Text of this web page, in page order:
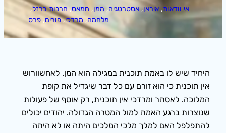
אי וודאות, איראן, אסטרטגיה, המן, חמאס, חרבות ברזל,
מלחמה, מרדכי, פורים, פרס
היחיד שיש לו באמת תוכנית במגילה הוא המן. לאחשוורוש
אין תוכנית כי הוא זורם עם כל דבר שיגדיל את קופת
המלוכה. לאסתר ומרדכי אין תוכנית, רק אוסף של פעולות
שנוצרות ברגע האמת למול המטרה הגדולה. יהודים יכולים
להתפלפל האם למלך מלכי המלכים היתה או לא היתה